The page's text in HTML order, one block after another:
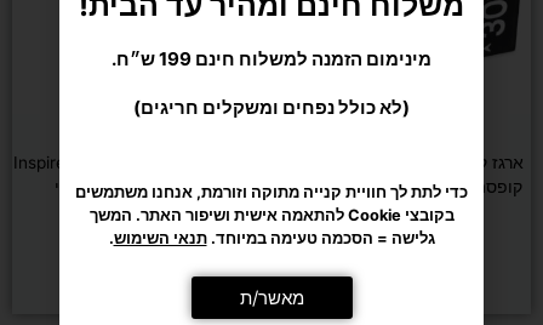
קופסה פליאומטרית 50×60×76
ס"מ
₪749
קרוס אובר פינתי Inspire FT1 PRO
– מכשיר כבלים מקצועי
₪12,900
מינימום הזמנה למשלוח חינם 199 ש״ח.
(לא כולל נפחים ומשקלים חריגים)
כדי לתת לך חוויית קנייה מתוקה וזורמת, אנחנו משתמשים
בקובצי Cookie להתאמה אישית ושיפור האתר. המשך
גלישה = הסכמה טעימה במיוחד.תנאי השימוש.
מאשר/ת